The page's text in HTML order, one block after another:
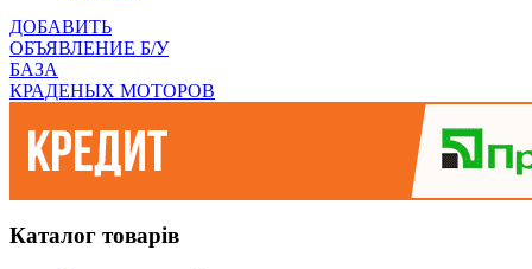
ДОБАВИТЬ
ОБЪЯВЛЕНИЕ Б/У
БАЗА
КРАДЕНЫХ МОТОРОВ
Каталог товарів